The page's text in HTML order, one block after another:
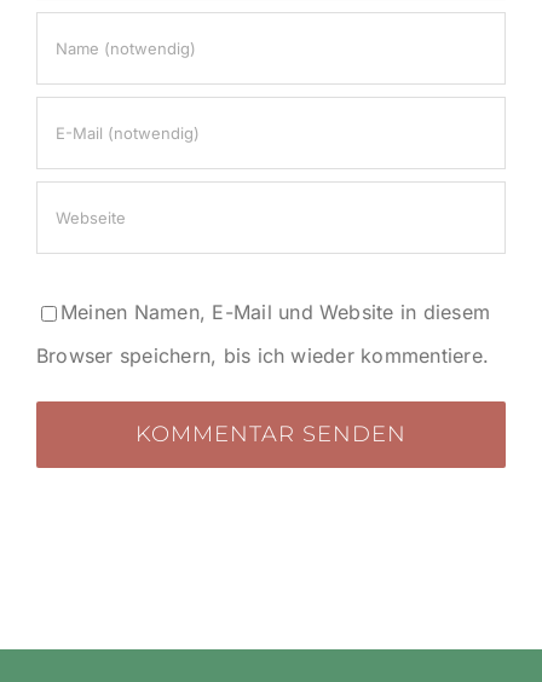
Meinen Namen, E-Mail und Website in diesem
Browser speichern, bis ich wieder kommentiere.